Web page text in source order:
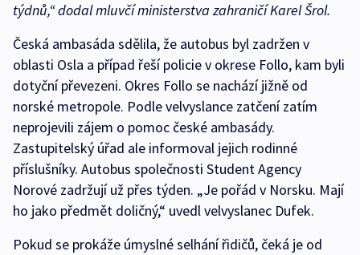
týdnů,“dodal mluvčí ministerstva zahraničí Karel Šrol.
Česká ambasáda sdělila, že autobus byl zadržen v
oblasti Osla a případ řeší policie v okrese Follo, kam byli
dotyční převezeni. Okres Follo se nachází jižně od
norské metropole. Podle velvyslance zatčení zatím
neprojevili zájem o pomoc české ambasády.
Zastupitelský úřad ale informoval jejich rodinné
příslušníky. Autobus společnosti Student Agency
Norové zadržují už přes týden. „Je pořád v Norsku. Mají
ho jako předmět doličný,“ uvedl velvyslanec Dufek.
Pokud se prokáže úmyslné selhání řidičů, čeká je od